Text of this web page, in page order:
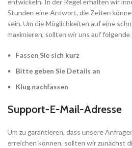
entwickeln. In der Regel erhalten wir
Stunden eine Antwort, die Zeiten
sein. Um die Möglichkeiten auf eine
maximieren, sollten wir uns auf
Fassen Sie sich kurz
Bitte geben Sie Details an
Klug nachfassen
Support-E-Mail-Adresse
Um zu garantieren, dass unsere
erreichen können, sollten wir zunächst